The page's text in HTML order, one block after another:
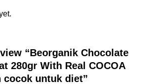
“Beorganik Chocolate
280gr With Real COCOA
cocok untuk diet”